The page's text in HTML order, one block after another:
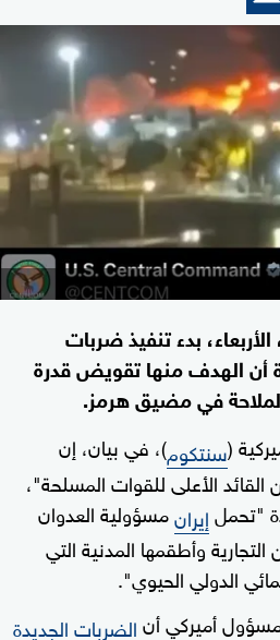
بدء تنفيذ ضربات
أن الهدف منها تقويض قدرة
في مضيق هرمز.
(سنتكوم)، في بيان، إن
الأعلى للقوات المسلحة"،
"تحملإيرانمسؤولية العدوان
التجارية وأطقمها المدنية التي
الدولي الحيوي".
أميركي أنالضربات الجديدة